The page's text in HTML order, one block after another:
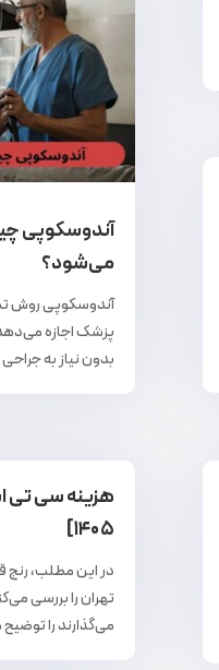
آندوسکوپی
می‌شود؟
آندوسکوپی روش
پزشک اجازه
بدون نیاز به
هزینه سی تی
۱۴۰۵]
در این مطلب،
تهران را بررسی
می‌گذارند را